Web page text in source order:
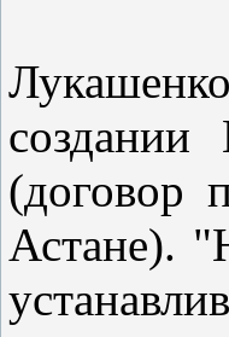
создании
(договор
Астане).